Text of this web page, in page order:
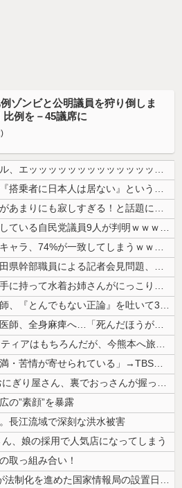
ゾンビと公明議員を狩り倒しま
例を－45議席に
【画像】北朝鮮のビアガール、エッッッッッッッッッッッッッッッッッ！
【赤っ恥】「航空機事故で『搭乗者に日本人は居ない』という発表は嫌い。人...
昭和を代表する女優の晩年があまりにも寂しすぎる！と話題に、自身の子供を...
【悲報】消費税減税に反対している自民党議員9人が判明ｗｗｗｗｗｗ
【悲報】ヤニねこで抜けるキャラ、74%が一致してしまうｗｗｗｗｗ
【速報】バスローブ姿の秋田県幹部職員による記者会見問題、ラブホテルから...
会社のカメラ部で「商品を手に持って水着お姉さんがにっこり」を撮影、だが...
【画像】全身入れ墨の彫り師、『とんでもない正論』を吐いて30万再生され...
【九州名物】鶏刺し食べた医師、全身麻痺へ…「死んだほうが良かったと思っ...
鈴木紗理奈（49）「ボランティアはもちろんだが、今熊本へ旅行に行くこと...
熊本県知事「報道に強い不満・苦情が寄せられている」→TBSの報道特集が...
【画像】 例の美人すぎるおにぎり屋さん、裏でおっさんが握っていたｗｗｗ...
の”素顔”を暴露
長江流域で深刻な洪水被害
ん、娘の採用で人気店になってしまう
取っ組み合い！
（ ´_ゝ`）中国「高市政権が法制化を進めた国家情報局の設置日が7月3...